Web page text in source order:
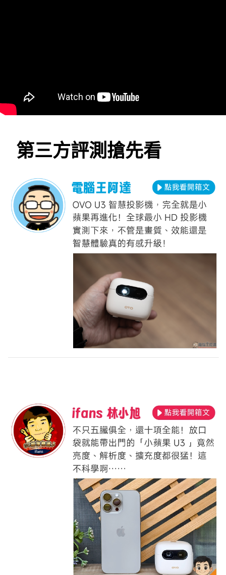
第三方評測搶先看